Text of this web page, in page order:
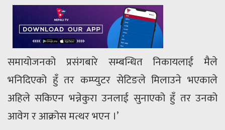
समायोजनको प्रसंगबारे सम्बन्धित निकायलाई मैले
भनिदिएको हुँ तर कम्प्युटर सेटिङले मिलाउने भएकाले
अहिले सकिएन भन्नेकुरा उनलाई सुनाएको हुँ तर उनको
आवेग र आक्रोस मत्थर भएन ।’